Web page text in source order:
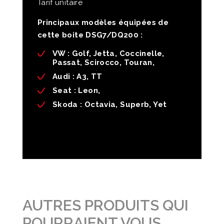
Tarif unitaire
Principaux modèles équipées de
cette boite DSG7/DQ200 :
VW : Golf, Jetta, Coccinelle,
Passat, Scirocco, Touran,
Audi : A3, TT
Seat : Leon,
Skoda : Octavia, Superb, Yet
AUTRES PRODUITS QUI